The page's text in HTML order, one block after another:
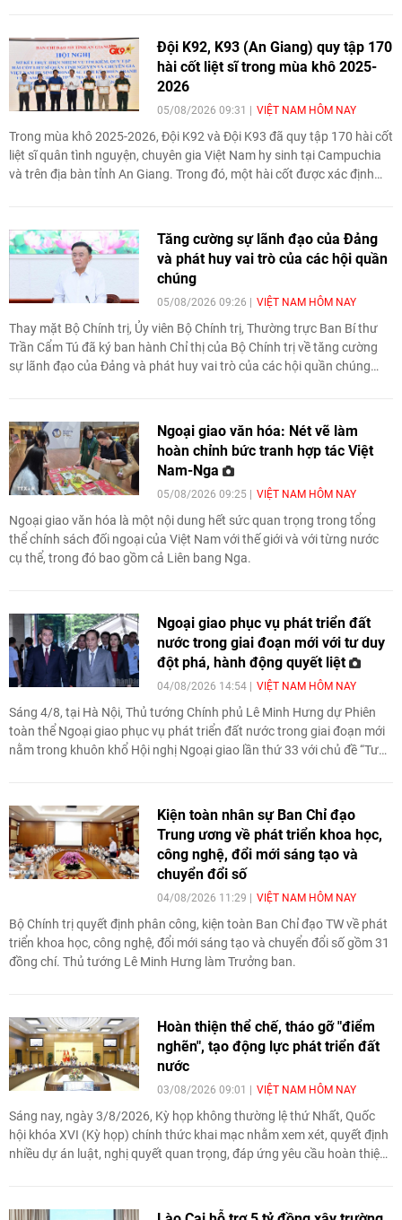
Đội K92, K93 (An Giang) quy tập 170
hài cốt liệt sĩ trong mùa khô 2025-
2026
05/08/2026 09:31 VIỆT NAM HÔM NAY
Trong mùa khô 2025-2026, Đội K92 và Đội K93 đã quy tập 170 hài cốt
liệt sĩ quân tình nguyện, chuyên gia Việt Nam hy sinh tại Campuchia
và trên địa bàn tỉnh An Giang. Trong đó, một hài cốt được xác định
Tăng cường sự lãnh đạo của Đảng
và phát huy vai trò của các hội quần
chúng
05/08/2026 09:26 VIỆT NAM HÔM NAY
Thay mặt Bộ Chính trị, Ủy viên Bộ Chính trị, Thường trực Ban Bí thư
Trần Cẩm Tú đã ký ban hành Chỉ thị của Bộ Chính trị về tăng cường
sự lãnh đạo của Đảng và phát huy vai trò của các hội quần chúng
Ngoại giao văn hóa: Nét vẽ làm
hoàn chỉnh bức tranh hợp tác Việt
Nam-Nga
05/08/2026 09:25 VIỆT NAM HÔM NAY
Ngoại giao văn hóa là một nội dung hết sức quan trọng trong tổng
thể chính sách đối ngoại của Việt Nam với thế giới và với từng nước
cụ thể, trong đó bao gồm cả Liên bang Nga.
Ngoại giao phục vụ phát triển đất
nước trong giai đoạn mới với tư duy
đột phá, hành động quyết liệt
04/08/2026 14:54 VIỆT NAM HÔM NAY
Sáng 4/8, tại Hà Nội, Thủ tướng Chính phủ Lê Minh Hưng dự Phiên
toàn thể Ngoại giao phục vụ phát triển đất nước trong giai đoạn mới
nằm trong khuôn khổ Hội nghị Ngoại giao lần thứ 33 với chủ đề “Tư
Kiện toàn nhân sự Ban Chỉ đạo
Trung ương về phát triển khoa học,
công nghệ, đổi mới sáng tạo và
chuyển đổi số
04/08/2026 11:29 VIỆT NAM HÔM NAY
Bộ Chính trị quyết định phân công, kiện toàn Ban Chỉ đạo TW về phát
triển khoa học, công nghệ, đổi mới sáng tạo và chuyển đổi số gồm 31
đồng chí. Thủ tướng Lê Minh Hưng làm Trưởng ban.
Hoàn thiện thể chế, tháo gỡ "điểm
nghẽn", tạo động lực phát triển đất
nước
03/08/2026 09:01 VIỆT NAM HÔM NAY
Sáng nay, ngày 3/8/2026, Kỳ họp không thường lệ thứ Nhất, Quốc
hội khóa XVI (Kỳ họp) chính thức khai mạc nhằm xem xét, quyết định
nhiều dự án luật, nghị quyết quan trọng, đáp ứng yêu cầu hoàn thiện